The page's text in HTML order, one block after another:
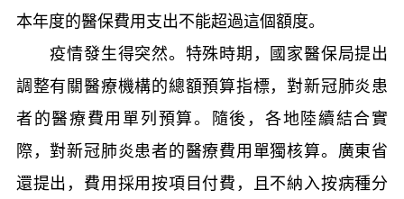
本年度的醫保費用支出不能超過這個額度。
疫情發生得突然。特殊時期，國家醫保局提出
調整有關醫療機構的總額預算指標，對新冠肺炎患
者的醫療費用單列預算。隨後，各地陸續結合實
際，對新冠肺炎患者的醫療費用單獨核算。廣東省
還提出，費用採用按項目付費，且不納入按病種分